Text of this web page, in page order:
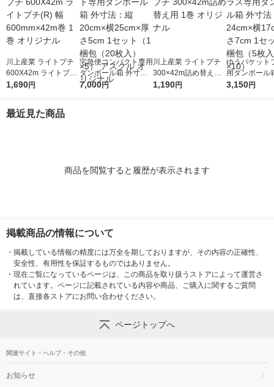
川上産業 ライトプチ
600X42m ライトプチ
(R) 幅600mm×42m巻
1,690円
宅急便コンパクト専用
ダンボール箱 外寸
法：縦20cm×横25cm
7,000円
川上産業 ライトプチ
300×42m詰め替え用
1巻 オリジナル
1,190円
ゆうパケット
用ダンボール
法：縦24cm×
3,150円
最近見た商品
商品を閲覧すると履歴が表示されます
掲載商品の情報について
・ 掲載している情報の精度には万全を期しておりますが、その内容の正確性、
安全性、有用性を保証するものではありません。
・ 現在ご覧になっているページは、この商品を取り扱うストアによって運営さ
れています。ページに記載されている内容や商品、ご購入に関するご質問
は、直接各ストアにお問い合わせください。
ページトップへ
関連サイト・ヘルプ・その他
お知らせ